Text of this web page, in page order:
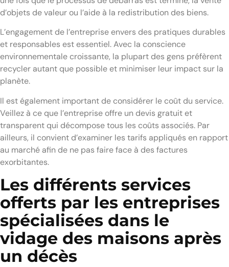
d’objets de valeur ou l’aide à la redistribution des biens.
L’engagement de l’entreprise envers des pratiques durables
et responsables est essentiel. Avec la conscience
environnementale croissante, la plupart des gens préfèrent
recycler autant que possible et minimiser leur impact sur la
planète.
Il est également important de considérer le coût du service.
Veillez à ce que l’entreprise offre un devis gratuit et
transparent qui décompose tous les coûts associés. Par
ailleurs, il convient d’examiner les tarifs appliqués en rapport
au marché afin de ne pas faire face à des factures
exorbitantes.
Les différents services
offerts par les entreprises
spécialisées dans le
vidage des maisons après
un décès